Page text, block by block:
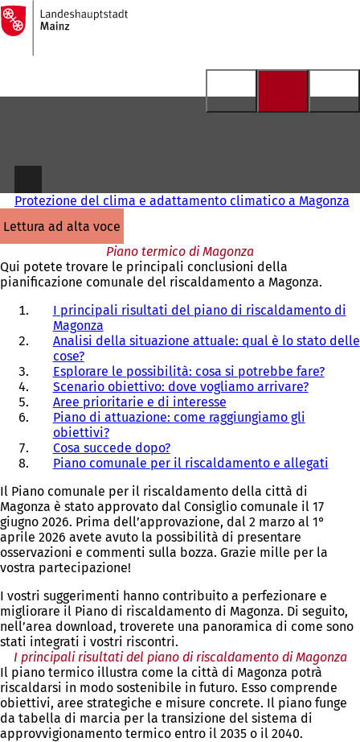
Vai al contenuto
Alla
pagina
iniziale
Protezione del clima e adattamento climatico a Magonza
lettura ad alta voce
Piano termico di Magonza
Qui potete trovare le principali conclusioni della
pianificazione comunale del riscaldamento a Magonza.
I principali risultati del piano di riscaldamento di
Magonza
Analisi della situazione attuale: qual è lo stato delle
cose?
Esplorare le possibilità: cosa si potrebbe fare?
Scenario obiettivo: dove vogliamo arrivare?
Aree prioritarie e di interesse
Piano di attuazione: come raggiungiamo gli
obiettivi?
Cosa succede dopo?
Piano comunale per il riscaldamento e allegati
Il Piano comunale per il riscaldamento della città di
Magonza è stato approvato dal Consiglio comunale il 17
giugno 2026. Prima dell’approvazione, dal 2 marzo al 1°
aprile 2026 avete avuto la possibilità di presentare
osservazioni e commenti sulla bozza. Grazie mille per la
vostra partecipazione!
I vostri suggerimenti hanno contribuito a perfezionare e
migliorare il Piano di riscaldamento di Magonza. Di seguito,
nell’area download, troverete una panoramica di come sono
stati integrati i vostri riscontri.
I principali risultati del piano di riscaldamento di Magonza
Il piano termico illustra come la città di Magonza potrà
riscaldarsi in modo sostenibile in futuro. Esso comprende
obiettivi, aree strategiche e misure concrete. Il piano funge
da tabella di marcia per la transizione del sistema di
approvvigionamento termico entro il 2035 o il 2040.